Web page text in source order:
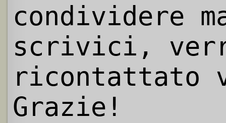
condividere
scrivici,
ricontattato
Grazie!